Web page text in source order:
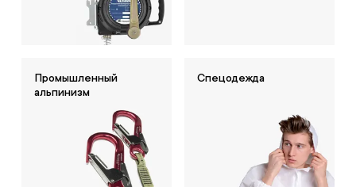
Промышленный
альпинизм
Спецодежда